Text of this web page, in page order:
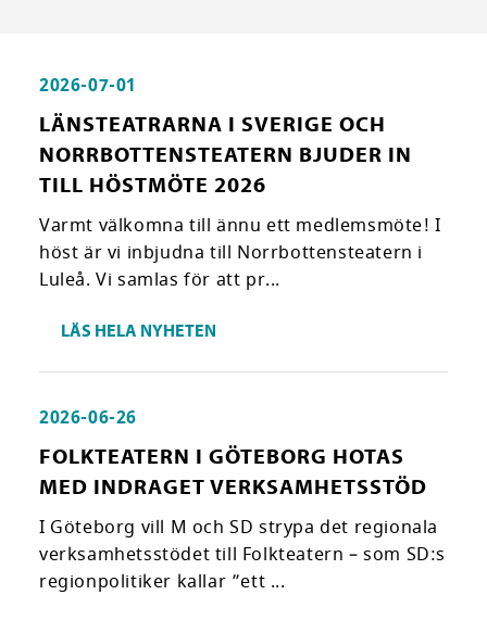
2026-07-01
LÄNSTEATRARNA I SVERIGE OCH
NORRBOTTENSTEATERN BJUDER IN
TILL HÖSTMÖTE 2026
Varmt välkomna till ännu ett medlemsmöte! I
höst är vi inbjudna till Norrbottensteatern i
Luleå. Vi samlas för att pr...
LÄS HELA NYHETEN
2026-06-26
FOLKTEATERN I GÖTEBORG HOTAS
MED INDRAGET VERKSAMHETSSTÖD
I Göteborg vill M och SD strypa det regionala
verksamhetsstödet till Folkteatern – som SD:s
regionpolitiker kallar ”ett ...